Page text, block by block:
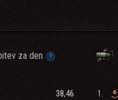
za den
38,46 1.